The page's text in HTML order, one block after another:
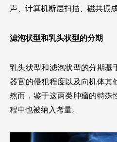
声、计算机断层扫描、磁共振成
滤泡状型和乳头状型的分期
乳头状型和滤泡状型的分期基
器官的侵犯程度以及向机体其
然而，鉴于这两类肿瘤的特殊
程中也被纳入考量。